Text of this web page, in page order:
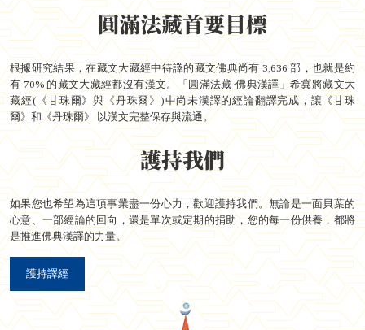
圓滿法藏首要目標
根據研究結果，在藏文大藏經中待譯的藏文佛典尚有 3,636 部，也就是約
有 70% 的藏文大藏經都沒有漢文。「圓滿法藏·佛典漢譯」希冀將藏文大
藏經(《甘珠爾》與《丹珠爾》)中尚未漢譯的經論翻譯完成，讓《甘珠
爾》和《丹珠爾》 以漢文完整保存與流通。
護持我們
如果您也希望為這項事業盡一份心力，歡迎護持我們。無論是一面貝葉的
心意、一部經論的回向，還是單次或定期的捐助，您的每一份供養，都將
是推進佛典漢譯的力量。
護持譯經